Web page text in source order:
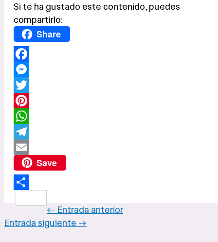
Si te ha gustado este contenido, puedes
compartirlo:
Share
Facebook
Messenger
Twitter
Pinterest
WhatsApp
Telegram
Email Save
← Entrada anterior
Entrada siguiente →